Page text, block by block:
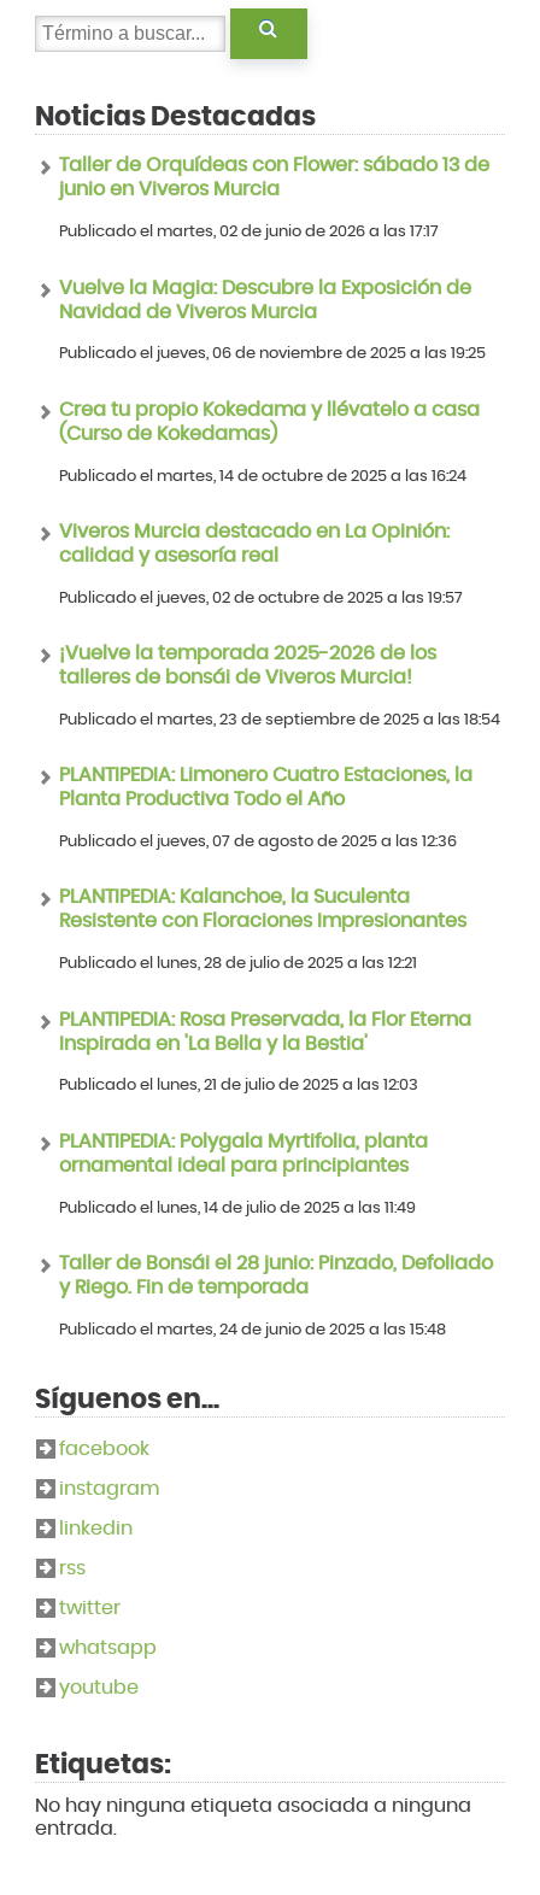
Noticias Destacadas
Taller de Orquídeas con Flower: sábado 13 de
junio en Viveros Murcia
Publicado el martes, 02 de junio de 2026 a las 17:17
Vuelve la Magia: Descubre la Exposición de
Navidad de Viveros Murcia
Publicado el jueves, 06 de noviembre de 2025 a las 19:25
Crea tu propio Kokedama y llévatelo a casa
(Curso de Kokedamas)
Publicado el martes, 14 de octubre de 2025 a las 16:24
Viveros Murcia destacado en La Opinión:
calidad y asesoría real
Publicado el jueves, 02 de octubre de 2025 a las 19:57
¡Vuelve la temporada 2025-2026 de los
talleres de bonsái de Viveros Murcia!
Publicado el martes, 23 de septiembre de 2025 a las 18:54
PLANTIPEDIA: Limonero Cuatro Estaciones, la
Planta Productiva Todo el Año
Publicado el jueves, 07 de agosto de 2025 a las 12:36
PLANTIPEDIA: Kalanchoe, la Suculenta
Resistente con Floraciones Impresionantes
Publicado el lunes, 28 de julio de 2025 a las 12:21
PLANTIPEDIA: Rosa Preservada, la Flor Eterna
Inspirada en 'La Bella y la Bestia'
Publicado el lunes, 21 de julio de 2025 a las 12:03
PLANTIPEDIA: Polygala Myrtifolia, planta
ornamental ideal para principiantes
Publicado el lunes, 14 de julio de 2025 a las 11:49
Taller de Bonsái el 28 junio: Pinzado, Defoliado
y Riego. Fin de temporada
Publicado el martes, 24 de junio de 2025 a las 15:48
Síguenos en...
facebook
instagram
linkedin
rss
twitter
whatsapp
youtube
Etiquetas:
No hay ninguna etiqueta asociada a ninguna
entrada.